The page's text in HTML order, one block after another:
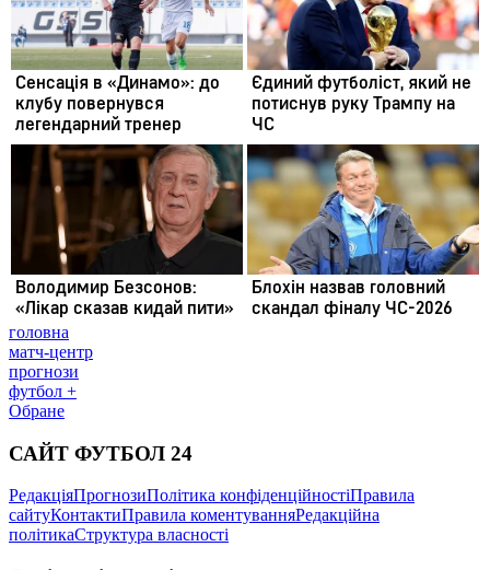
головна
матч-центр
прогнози
футбол +
Обране
САЙТ ФУТБОЛ 24
РедакціяПрогнозиПолітика конфіденційностіПравила
сайтуКонтактиПравила коментуванняРедакційна
політикаСтруктура власності